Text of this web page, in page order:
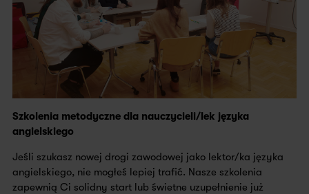
Szkolenia metodyczne dla nauczycieli/lek języka
angielskiego
Jeśli szukasz nowej drogi zawodowej jako lektor/ka języka
angielskiego, nie mogłeś lepiej trafić. Nasze szkolenia
zapewnią Ci solidny start lub świetne uzupełnienie już